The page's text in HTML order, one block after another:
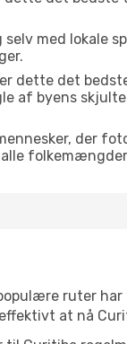
med lokale
dette det
af byens
der
ruter
at nå